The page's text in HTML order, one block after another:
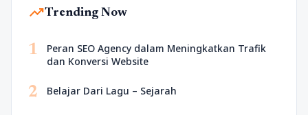
trending_upTrending Now
1
Peran SEO Agency dalam Meningkatkan Trafik
dan Konversi Website
2 Belajar Dari Lagu – Sejarah